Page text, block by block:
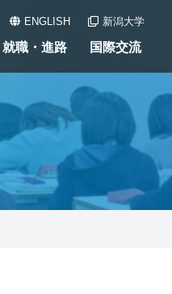
就職・進路 国際交流
ENGLISH 新潟大学